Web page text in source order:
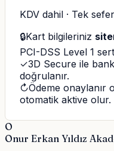
KDV dahil · Tek
🔒Kart bilgileriniz
PCI-DSS Level 1
✓3D Secure ile
doğrulanır.
↻Ödeme onaylanır
otomatik aktive olur.
O
Onur Erkan Yıldız